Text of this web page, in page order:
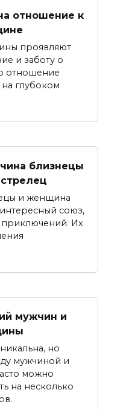
отношение к
проявляют
и заботу о
отношение
глубоком
близнецы
и женщина
союз,
Их
мужчин и
но
мужчиной и
можно
на несколько